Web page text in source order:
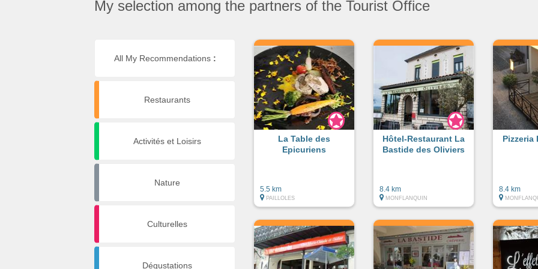
My selection among the partners of the Tourist Office
All My Recommendations :
Restaurants
Activités et Loisirs
Nature
Culturelles
Dégustations
La Table des
Epicuriens
5.5 km
PAILLOLES
Hôtel-Restaurant La
Bastide des Oliviers
8.4 km
MONFLANQUIN
Pizzeria
8.4 km